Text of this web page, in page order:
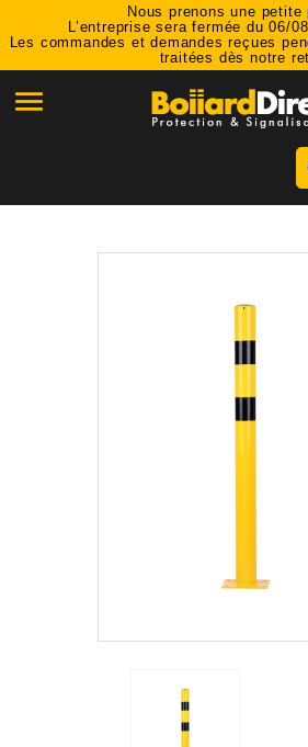
Nous prenons une
L’entreprise sera fermée du 06/
Les commandes et demandes reçues
traitées dès notre
